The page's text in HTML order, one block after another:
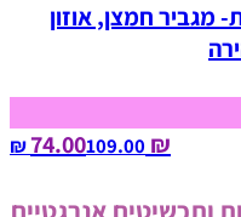
מגביר חמצן, אוזון
₪ 74.00
109.00‏ ₪